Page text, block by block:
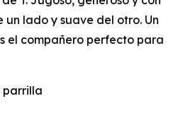
lado y suave del otro. Un
el compañero perfecto para
parrilla